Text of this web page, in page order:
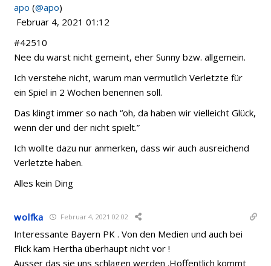
apo (@apo)
Februar 4, 2021 01:12
#42510
Nee du warst nicht gemeint, eher Sunny bzw. allgemein.
Ich verstehe nicht, warum man vermutlich Verletzte für
ein Spiel in 2 Wochen benennen soll.
Das klingt immer so nach “oh, da haben wir vielleicht Glück,
wenn der und der nicht spielt.”
Ich wollte dazu nur anmerken, dass wir auch ausreichend
Verletzte haben.
Alles kein Ding
wolfka Februar 4, 2021 02:02
Interessante Bayern PK . Von den Medien und auch bei
Flick kam Hertha überhaupt nicht vor !
Ausser das sie uns schlagen werden .Hoffentlich kommt